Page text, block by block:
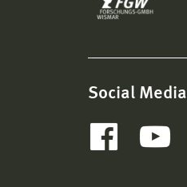
Social Media